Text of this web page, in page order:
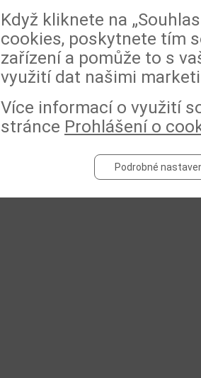
Když kliknete na
cookies, poskytnete tím
zařízení a pomůže to s
využití dat našimi
Více informací o využití
stránce Prohlášení o
Podrobné